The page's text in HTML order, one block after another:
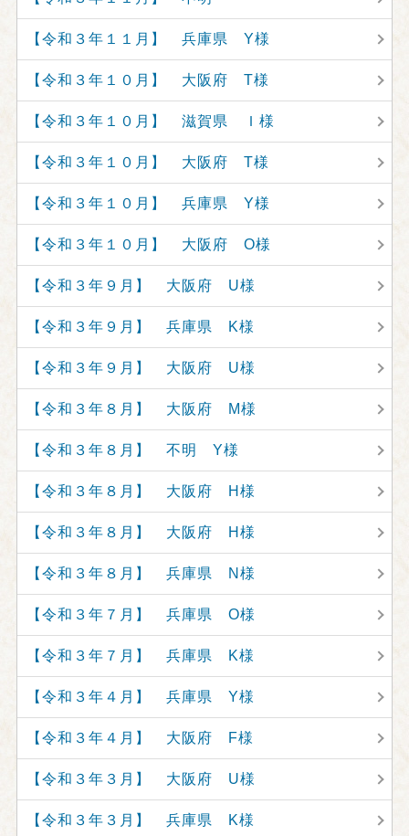
【令和３年１１月】 兵庫県 Y様
【令和３年１０月】 大阪府 T様
【令和３年１０月】 滋賀県 Ｉ様
【令和３年１０月】 大阪府 T様
【令和３年１０月】 兵庫県 Y様
【令和３年１０月】 大阪府 O様
【令和３年９月】 大阪府 U様
【令和３年９月】 兵庫県 K様
【令和３年９月】 大阪府 U様
【令和３年８月】 大阪府 M様
【令和３年８月】 不明 Y様
【令和３年８月】 大阪府 H様
【令和３年８月】 大阪府 H様
【令和３年８月】 兵庫県 N様
【令和３年７月】 兵庫県 O様
【令和３年７月】 兵庫県 K様
【令和３年４月】 兵庫県 Y様
【令和３年４月】 大阪府 F様
【令和３年３月】 大阪府 U様
【令和３年３月】 兵庫県 K様